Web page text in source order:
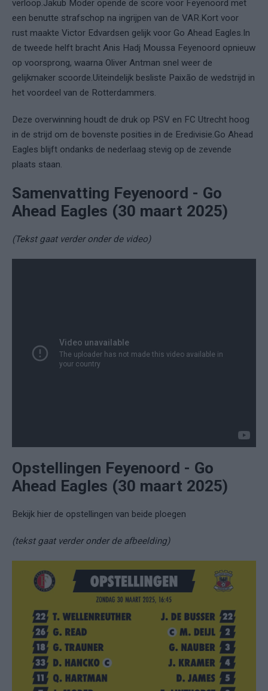
verloop.Jakub Moder opende de score voor Feyenoord met
een benutte strafschop na ingrijpen van de VAR.Kort voor
rust maakte Victor Edvardsen gelijk voor Go Ahead Eagles.In
de tweede helft bracht Anis Hadj Moussa Feyenoord opnieuw
op voorsprong, waarna Oliver Antman snel weer de
gelijkmaker scoorde.Uiteindelijk besliste Paixão de wedstrijd in
het voordeel van de Rotterdammers.
Deze overwinning houdt de druk op PSV en FC Utrecht hoog
in de strijd om de bovenste posities in de Eredivisie.Go Ahead
Eagles blijft ondanks de nederlaag stevig op de zevende
plaats staan.
Samenvatting Feyenoord - Go
Ahead Eagles (30 maart 2025)
(Tekst gaat verder onder de video)
Opstellingen Feyenoord - Go
Ahead Eagles (30 maart 2025)
Bekijk hier de opstellingen van beide ploegen
(tekst gaat verder onder de afbeelding)